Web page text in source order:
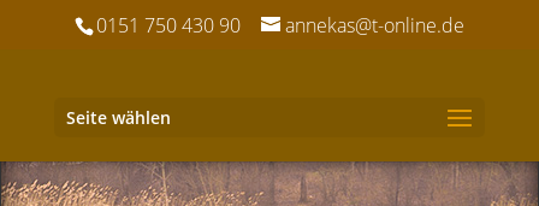
0151 750 430 90 annekas@t-online.de
Seite wählen